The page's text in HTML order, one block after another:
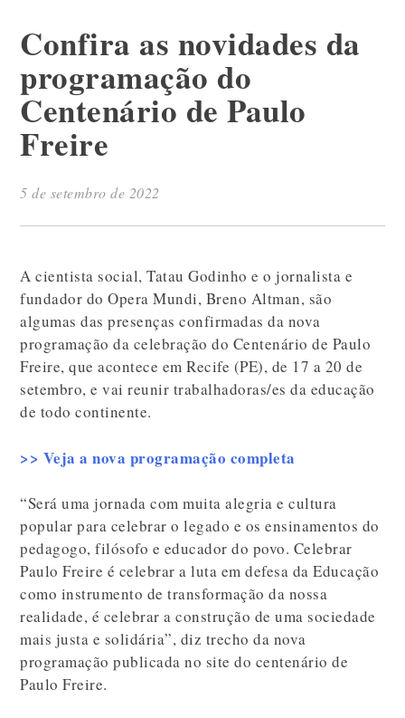
Confira as novidades da
programação do
Centenário de Paulo
Freire
5 de setembro de 2022
A cientista social, Tatau Godinho e o jornalista e
fundador do Opera Mundi, Breno Altman, são
algumas das presenças confirmadas da nova
programação da celebração do Centenário de Paulo
Freire, que acontece em Recife (PE), de 17 a 20 de
setembro, e vai reunir trabalhadoras/es da educação
de todo continente.
>> Veja a nova programação completa
“Será uma jornada com muita alegria e cultura
popular para celebrar o legado e os ensinamentos do
pedagogo, filósofo e educador do povo. Celebrar
Paulo Freire é celebrar a luta em defesa da Educação
como instrumento de transformação da nossa
realidade, é celebrar a construção de uma sociedade
mais justa e solidária”, diz trecho da nova
programação publicada no site do centenário de
Paulo Freire.